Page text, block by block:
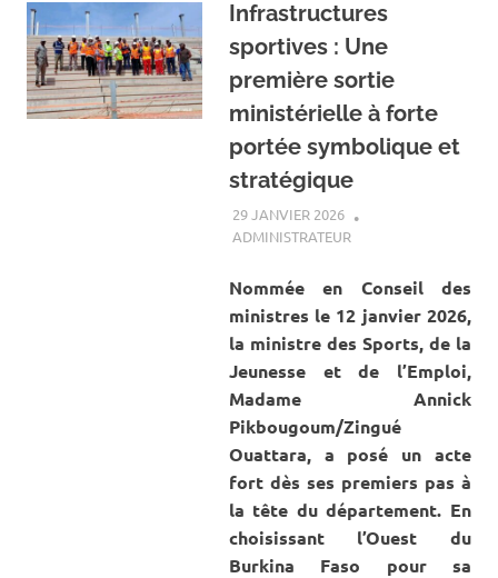
Infrastructures
sportives : Une
première sortie
ministérielle à forte
portée symbolique et
stratégique
29 JANVIER 2026
ADMINISTRATEURA LA UNE
Nommée en Conseil des
ministres le 12 janvier 2026,
la ministre des Sports, de la
Jeunesse et de l’Emploi,
Madame Annick
Pikbougoum/Zingué
Ouattara, a posé un acte
fort dès ses premiers pas à
la tête du département. En
choisissant l’Ouest du
Burkina Faso pour sa